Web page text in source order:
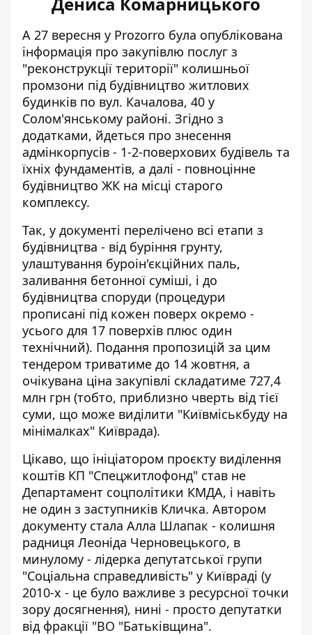
А 27 вересня у Prozorro була опублікована
інформація про закупівлю послуг з
"реконструкції території" колишньої
промзони під будівництво житлових
будинків по вул. Качалова, 40 у
Солом'янському районі. Згідно з
додатками, йдеться про знесення
адмінкорпусів - 1-2-поверхових будівель та
їхніх фундаментів, а далі - повноцінне
будівництво ЖК на місці старого
комплексу.
Так, у документі перелічено всі етапи з
будівництва - від буріння грунту,
улаштування буроін'єкційних паль,
заливання бетонної суміші, і до
будівництва споруди (процедури
прописані під кожен поверх окремо -
усього для 17 поверхів плюс один
технічний). Подання пропозицій за цим
тендером триватиме до 14 жовтня, а
очікувана ціна закупівлі складатиме 727,4
млн грн (тобто, приблизно чверть від тієї
суми, що може виділити "Київміськбуду на
мінімалках" Київрада).
Цікаво, що ініціатором проєкту виділення
коштів КП "Спецжитлофонд" став не
Департамент соцполітики КМДА, і навіть
не один з заступників Кличка. Автором
документу стала Алла Шлапак - колишня
радниця Леоніда Черновецького, в
минулому - лідерка депутатської групи
"Соціальна справедливість" у Київраді (у
2010-х - це було важливе з ресурсної точки
зору досягнення), нині - просто депутатки
від фракції "ВО "Батьківщина".